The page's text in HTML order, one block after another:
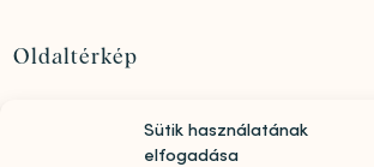
Sütik használatának
elfogadása
Oldaltérkép
Szolgáltatások